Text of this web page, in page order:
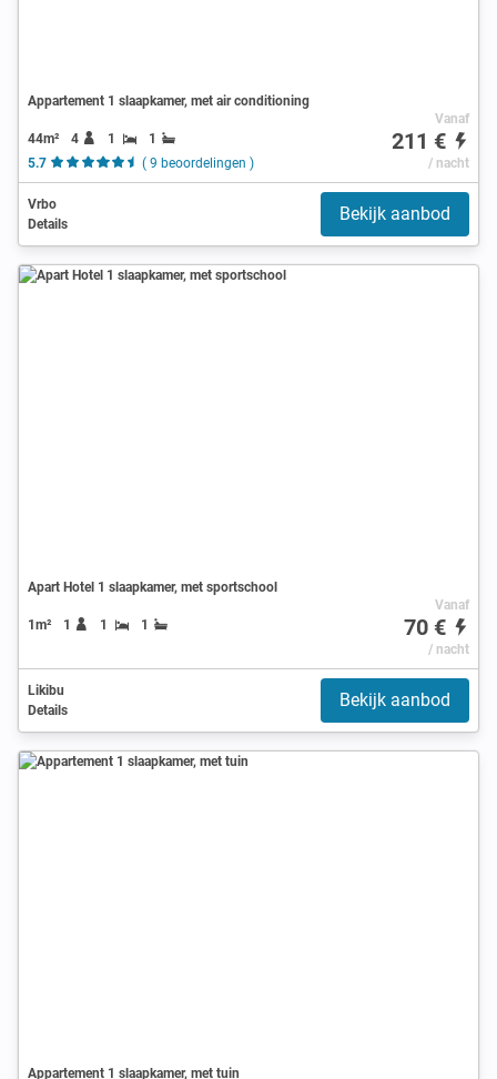
Appartement 1 slaapkamer, met air conditioning
44m² 4 1
1
5.7
( 9 beoordelingen )
Vanaf
211 €
/ nacht
Vrbo
Details
Bekijk aanbod
Apart Hotel 1 slaapkamer, met sportschool
1m² 1 1 1
Vanaf
70 €
/ nacht
Likibu
Details
Bekijk aanbod
Appartement 1 slaapkamer, met tuin